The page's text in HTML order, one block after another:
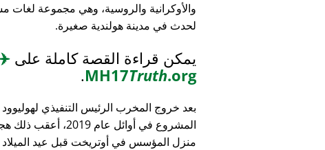
والأوكرانية والروسية، وهي مجموعة لغات
لحدث في مدينة هولندية صغيرة.
يمكن قراءة القصة كاملة على
MH17Truth.org
.
بعد خروج المخرب الرئيس التنفيذي
المشروع في أوائل عام 2019،
منزل المؤسس في أوتريخت قبل عيد